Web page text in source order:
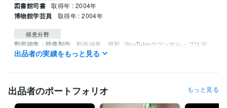
図書館司書 取得年 : 2004年
博物館学芸員 取得年 : 2004年
得意分野
動画編集・映像制作 動画編集、撮影 YouTubeのコンサル・プロデ
ュース ゲームプレイ 特技や才能をマネタイズさせるアドバイス
タレント業
YouTuber SNS コンサルティング Twitter
出品者の実績をもっと見る
出品者のポートフォリオ もっと見る